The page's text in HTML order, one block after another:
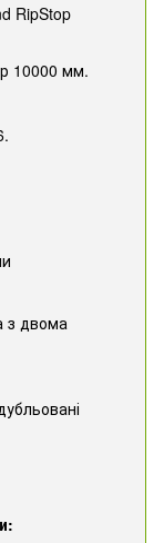
RipStop
10000 мм.
з двома